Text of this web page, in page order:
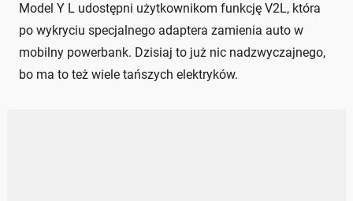
Model Y L udostępni użytkownikom funkcję V2L, która
po wykryciu specjalnego adaptera zamienia auto w
mobilny powerbank. Dzisiaj to już nic nadzwyczajnego,
bo ma to też wiele tańszych elektryków.